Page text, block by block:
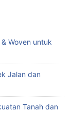
Woven untuk
Jalan dan
Tanah dan